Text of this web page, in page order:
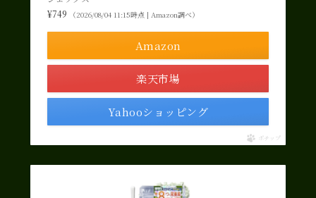
¥749
（2026/08/04 11:15時点 | Amazon調べ）
Amazon
楽天市場
Yahooショッピング
ポチップ